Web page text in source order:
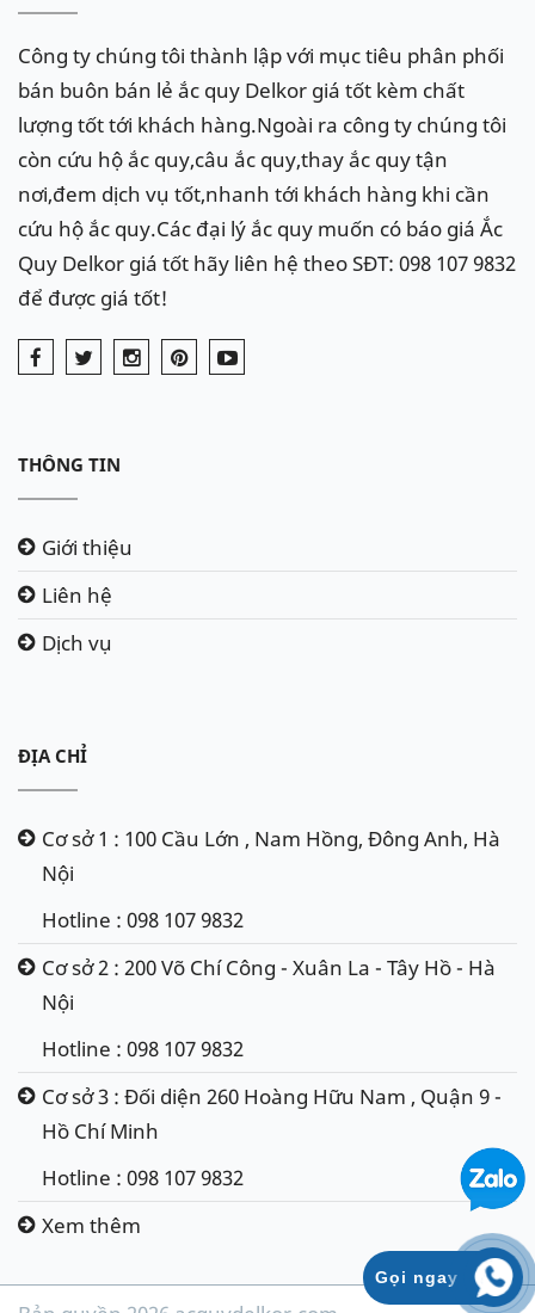
Công ty chúng tôi thành lập với mục tiêu phân phối
bán buôn bán lẻ ắc quy Delkor giá tốt kèm chất
lượng tốt tới khách hàng.Ngoài ra công ty chúng tôi
còn cứu hộ ắc quy,câu ắc quy,thay ắc quy tận
nơi,đem dịch vụ tốt,nhanh tới khách hàng khi cần
cứu hộ ắc quy.Các đại lý ắc quy muốn có báo giá Ắc
Quy Delkor giá tốt hãy liên hệ theo SĐT: 098 107 9832
để được giá tốt!
THÔNG TIN
Giới thiệu
Liên hệ
Dịch vụ
ĐỊA CHỈ
Cơ sở 1 : 100 Cầu Lớn , Nam Hồng, Đông Anh, Hà
Nội
Hotline : 098 107 9832
Cơ sở 2 : 200 Võ Chí Công - Xuân La - Tây Hồ - Hà
Nội
Hotline : 098 107 9832
Cơ sở 3 : Đối diện 260 Hoàng Hữu Nam , Quận 9 -
Hồ Chí Minh
Hotline : 098 107 9832
Xem thêm
Gọi ngay